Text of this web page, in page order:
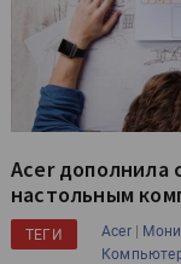
Acer дополнила
настольным
ТЕГИ Acer|